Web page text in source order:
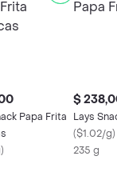
Papa Frita
)
$
Lays
($1.02/g)
235 g